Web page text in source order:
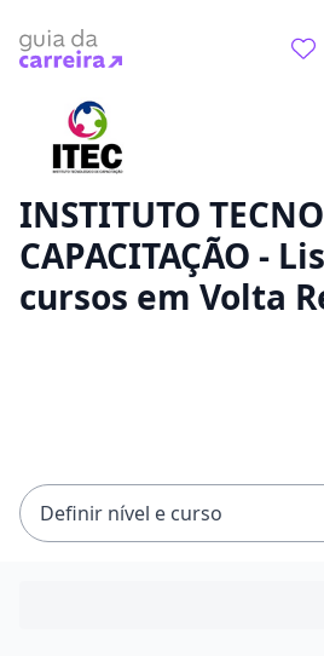
Vamos te guiar no caminho ideal
Sim, já sei
INSTITUTO
CAPACITAÇÃO -
cursos em Volta
Definir nível e curso